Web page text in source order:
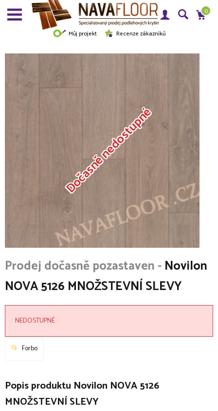
Můj projekt Recenze zákazníků
0
Dočasně nedostupné
Novilon
NOVA 5126 MNOŽSTEVNÍ SLEVY
NEDOSTUPNÉ
Forbo
Popis produktu Novilon NOVA 5126
MNOŽSTEVNÍ SLEVY